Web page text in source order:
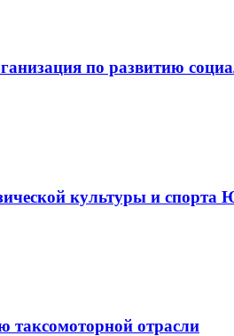
по развитию
культуры и спорта
таксомоторной отрасли